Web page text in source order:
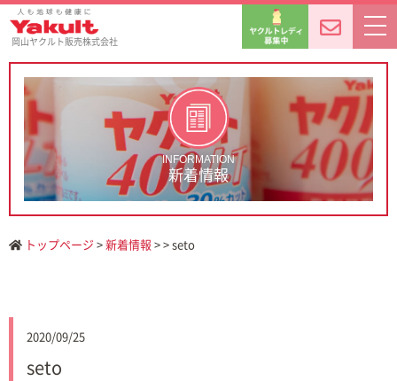
岡山ヤクルト販売株式会社
INFORMATION
新着情報
トップページ >新着情報 > > seto
2020/09/25
seto